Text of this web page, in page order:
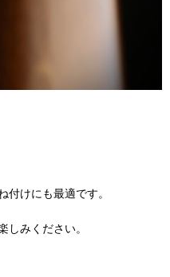
付けにも最適です。
しみください。